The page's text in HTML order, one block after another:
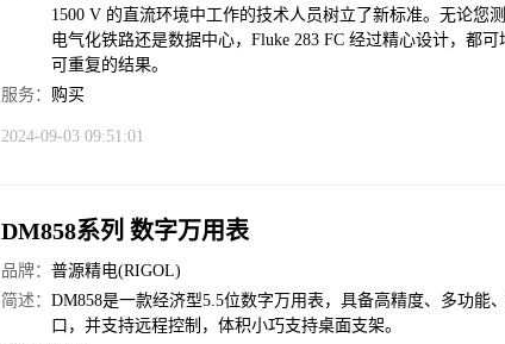
1500 V 的直流环境中工作的技术人员树立了新标准。无论您
电气化铁路还是数据中心，Fluke 283 FC 经过精心设计，都
可重复的结果。
服务： 购买
2024-09-03 09:51:01
DM858系列 数字万用表
品牌： 普源精电(RIGOL)
简述： DM858是一款经济型5.5位数字万用表，具备高精度、多功
口，并支持远程控制，体积小巧支持桌面支架。